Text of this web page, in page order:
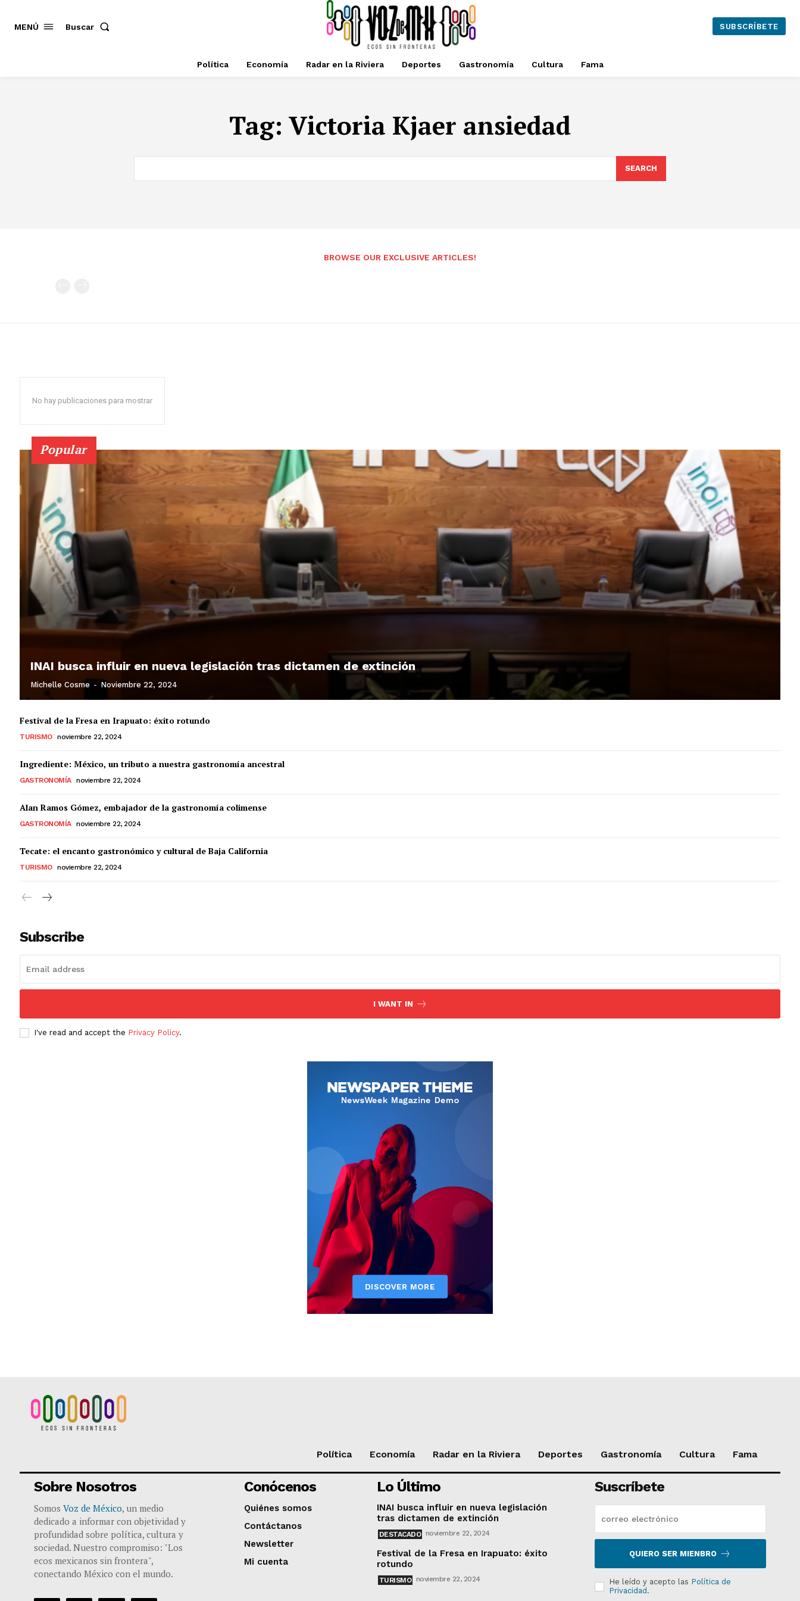
MENÚ Buscar SUBSCRÍBETE
Política Economía Radar en la Riviera Deportes Gastronomía Cultura Fama
Tag: Victoria Kjaer ansiedad
SEARCH
BROWSE OUR EXCLUSIVE ARTICLES!
No hay publicaciones para mostrar
Popular
INAI busca influir en nueva legislación tras dictamen de extinción
Michelle Cosme - Noviembre 22, 2024
Festival de la Fresa en Irapuato: éxito rotundo
TURISMO noviembre 22, 2024
Ingrediente: México, un tributo a nuestra gastronomía ancestral
GASTRONOMÍA noviembre 22, 2024
Alan Ramos Gómez, embajador de la gastronomía colimense
GASTRONOMÍA noviembre 22, 2024
Tecate: el encanto gastronómico y cultural de Baja California
TURISMO noviembre 22, 2024
Subscribe
I WANT IN
I've read and accept the Privacy Policy.
Política Economía Radar en la Riviera Deportes Gastronomía Cultura Fama
Sobre Nosotros
Somos Voz de México, un medio
dedicado a informar con objetividad y
profundidad sobre política, cultura y
sociedad. Nuestro compromiso: "Los
ecos mexicanos sin frontera",
conectando México con el mundo.
Conócenos
Quiénes somos
Contáctanos
Newsletter
Mi cuenta
Lo Último
INAI busca influir en nueva legislación
tras dictamen de extinción
DESTACADO noviembre 22, 2024
Festival de la Fresa en Irapuato: éxito
rotundo
TURISMO noviembre 22, 2024
Suscríbete
QUIERO SER MIENBRO
He leído y acepto las Política de
Privacidad .